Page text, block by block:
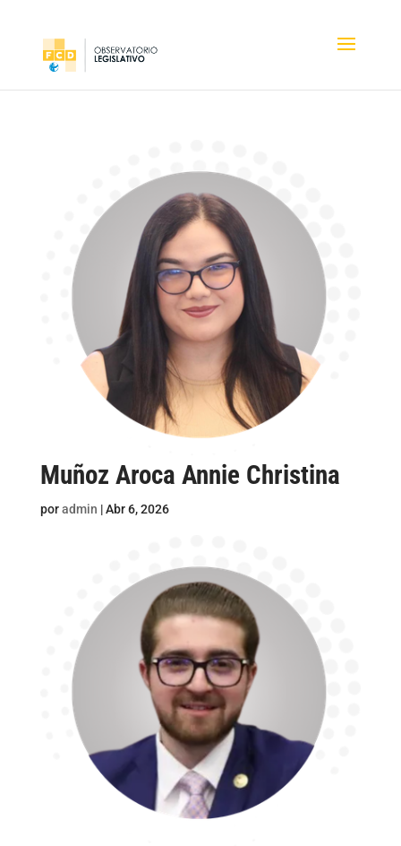
Muñoz Aroca Annie Christina
poradmin |Abr 6, 2026